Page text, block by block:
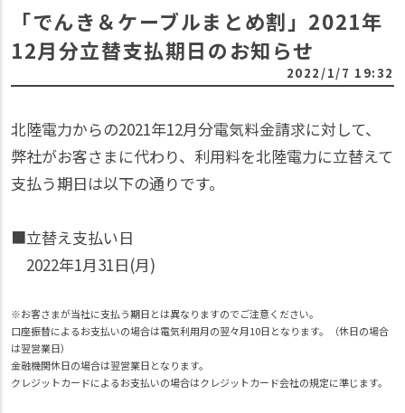
「でんき＆ケーブルまとめ割」2021年
12月分立替支払期日のお知らせ
2022/1/7 19:32
北陸電力からの2021年12月分電気料金請求に対して、
弊社がお客さまに代わり、利用料を北陸電力に立替えて
支払う期日は以下の通りです。
■立替え支払い日
2022年1月31日(月)
※お客さまが当社に支払う期日とは異なりますのでご注意ください。
口座振替によるお支払いの場合は電気利用月の翌々月10日となります。（休日の場合
は翌営業日）
金融機関休日の場合は翌営業日となります。
クレジットカードによるお支払いの場合はクレジットカード会社の規定に準じます。